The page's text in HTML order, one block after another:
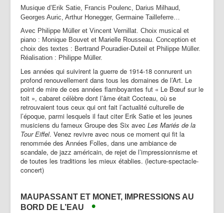
Musique d’Erik Satie, Francis Poulenc, Darius Milhaud,
Georges Auric, Arthur Honegger, Germaine Tailleferre…
Avec Philippe Müller et Vincent Vernillat. Choix musical et
piano : Monique Bouvet et Marielle Rousseau. Conception et
choix des textes : Bertrand Pouradier-Duteil et Philippe Müller.
Réalisation : Philippe Müller.
Les années qui suivirent la guerre de 1914-18 connurent un
profond renouvellement dans tous les domaines de l’Art. Le
point de mire de ces années flamboyantes fut « Le Bœuf sur le
toit », cabaret célèbre dont l’âme était Cocteau, où se
retrouvaient tous ceux qui ont fait l’actualité culturelle de
l’époque, parmi lesquels il faut citer Erik Satie et les jeunes
musiciens du fameux Groupe des Six avec Les Mariés de la
Tour Eiffel. Venez revivre avec nous ce moment qui fit la
renommée des Années Folles, dans une ambiance de
scandale, de jazz américain, de rejet de l’impressionnisme et
de toutes les traditions les mieux établies. (lecture-spectacle-
concert)
MAUPASSANT ET MONET, IMPRESSIONS AU
BORD DE L’EAU
•